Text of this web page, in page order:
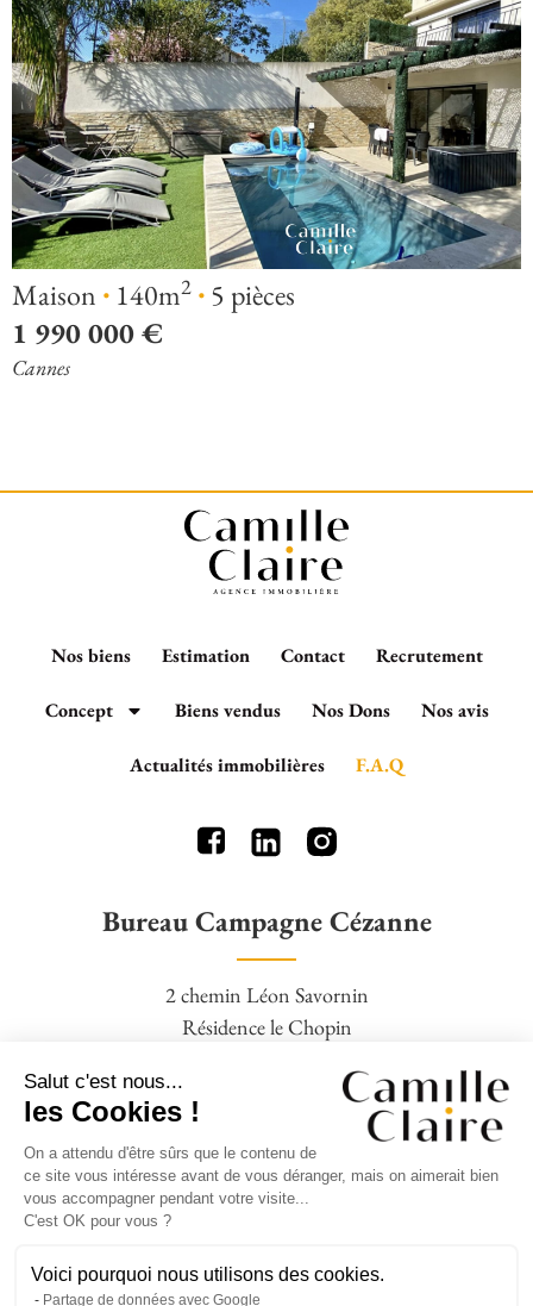
Maison · 140m2 · 5 pièces
1 990 000 €
Cannes
Nos biens Estimation Contact Recrutement
Concept Biens vendus Nos Dons Nos avis
Actualités immobilières F.A.Q
Bureau Campagne Cézanne
2 chemin Léon Savornin
Résidence le Chopin
04 42 95 77 16 – 06 09 88 19 28
Agence Square Pigonnet
Clos Bernadettes,
Salut c'est nous...
les Cookies !
On a attendu d'être sûrs que le contenu de
ce site vous intéresse avant de vous déranger, mais on aimerait bien
vous accompagner pendant votre visite...
C'est OK pour vous ?
Voici pourquoi nous utilisons des cookies.
Partage de données avec Google